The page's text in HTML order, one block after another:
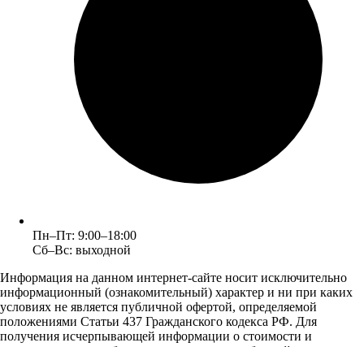
Пн–Пт: 9:00–18:00
Сб–Вс: выходной
Информация на данном интернет-сайте носит исключительно
информационный (ознакомительный) характер и ни при каких
условиях не является публичной офертой, определяемой
положениями Статьи 437 Гражданского кодекса РФ. Для
получения исчерпывающей информации о стоимости и